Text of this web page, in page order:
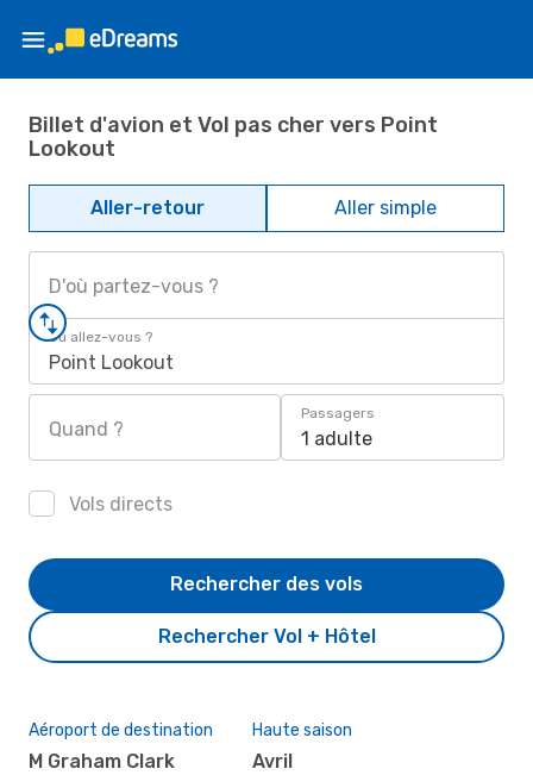
Billet d'avion et Vol pas cher vers Point
Lookout
Aller-retour Aller simple
D'où partez-vous ?
Où allez-vous ?
Point Lookout
Quand ?
Passagers
1 adulte
Vols directs
Rechercher Vol + Hôtel
Rechercher des vols
Aéroport de destination
M Graham Clark
Haute saison
avril